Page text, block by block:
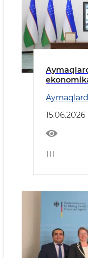
etildi.
15.06.2026
111